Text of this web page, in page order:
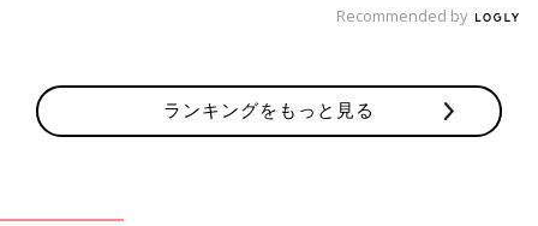
Recommended by
ランキングをもっと見る